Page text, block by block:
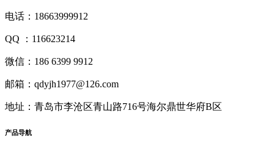
电话：18663999912
QQ ：116623214
微信：186 6399 9912
邮箱：qdyjh1977@126.com
地址：青岛市李沧区青山路716号海尔鼎世华府B区
产品导航